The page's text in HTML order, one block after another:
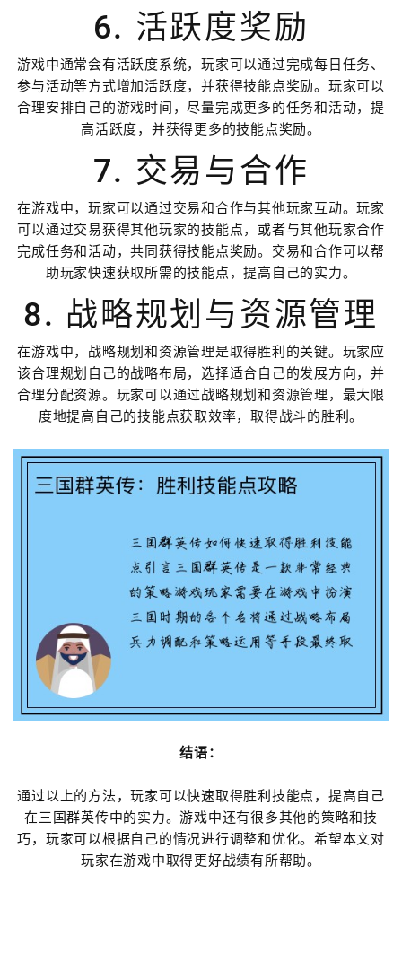
6. 活跃度奖励
游戏中通常会有活跃度系统，玩家可以通过完成每日任务、
参与活动等方式增加活跃度，并获得技能点奖励。玩家可以
合理安排自己的游戏时间，尽量完成更多的任务和活动，提
高活跃度，并获得更多的技能点奖励。
7. 交易与合作
在游戏中，玩家可以通过交易和合作与其他玩家互动。玩家
可以通过交易获得其他玩家的技能点，或者与其他玩家合作
完成任务和活动，共同获得技能点奖励。交易和合作可以帮
助玩家快速获取所需的技能点，提高自己的实力。
8. 战略规划与资源管理
在游戏中，战略规划和资源管理是取得胜利的关键。玩家应
该合理规划自己的战略布局，选择适合自己的发展方向，并
合理分配资源。玩家可以通过战略规划和资源管理，最大限
度地提高自己的技能点获取效率，取得战斗的胜利。
结语：
通过以上的方法，玩家可以快速取得胜利技能点，提高自己
在三国群英传中的实力。游戏中还有很多其他的策略和技
巧，玩家可以根据自己的情况进行调整和优化。希望本文对
玩家在游戏中取得更好战绩有所帮助。